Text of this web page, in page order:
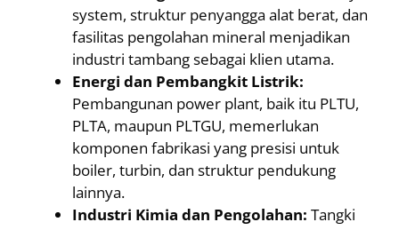
system, struktur penyangga alat berat, dan
fasilitas pengolahan mineral menjadikan
industri tambang sebagai klien utama.
Energi dan Pembangkit Listrik:
Pembangunan power plant, baik itu PLTU,
PLTA, maupun PLTGU, memerlukan
komponen fabrikasi yang presisi untuk
boiler, turbin, dan struktur pendukung
lainnya.
Industri Kimia dan Pengolahan: Tangki